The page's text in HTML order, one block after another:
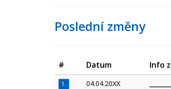
Poslední změny
# Datum Info
1. 04.04.20XX